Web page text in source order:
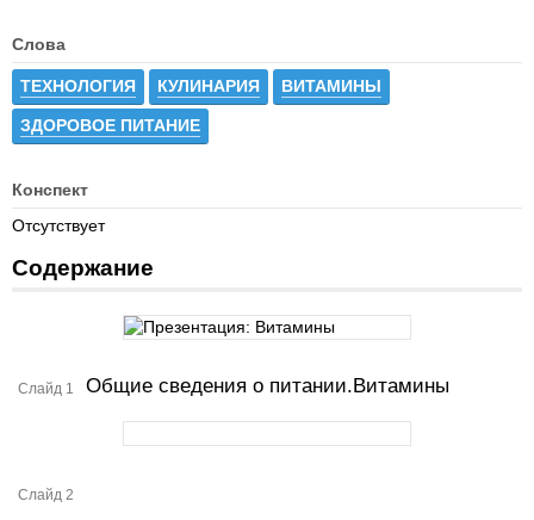
Слова
ТЕХНОЛОГИЯ КУЛИНАРИЯ ВИТАМИНЫ
ЗДОРОВОЕ ПИТАНИЕ
Конспект
Отсутствует
Содержание
Слайд 1 Общие сведения о питании.Витамины
Слайд 2